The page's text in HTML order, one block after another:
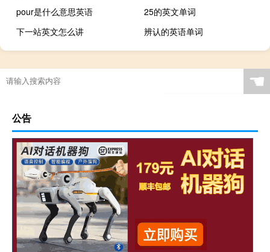
pour是什么意思英语
25的英文单词
下一站英文怎么讲
辨认的英语单词
☚
公告